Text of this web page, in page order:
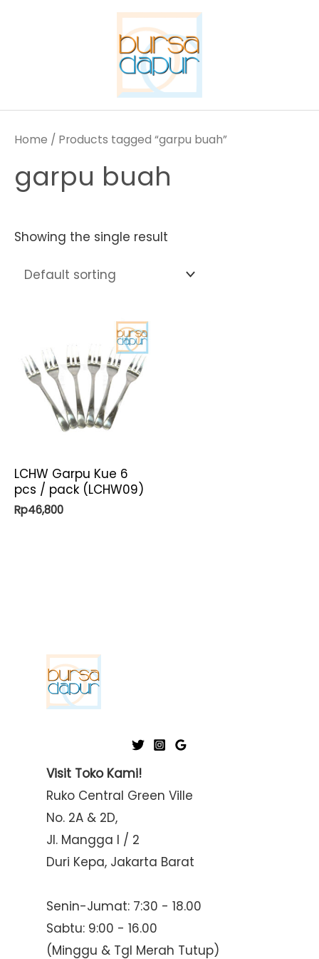
Home / Products tagged “garpu buah”
garpu buah
Showing the single result
LCHW Garpu Kue 6
pcs / pack (LCHW09)
Rp46,800
Visit Toko Kami!
Ruko Central Green Ville
No. 2A & 2D,
Jl. Mangga I / 2
Duri Kepa, Jakarta Barat
Senin-Jumat: 7:30 - 18.00
Sabtu: 9:00 - 16.00
(Minggu & Tgl Merah Tutup)